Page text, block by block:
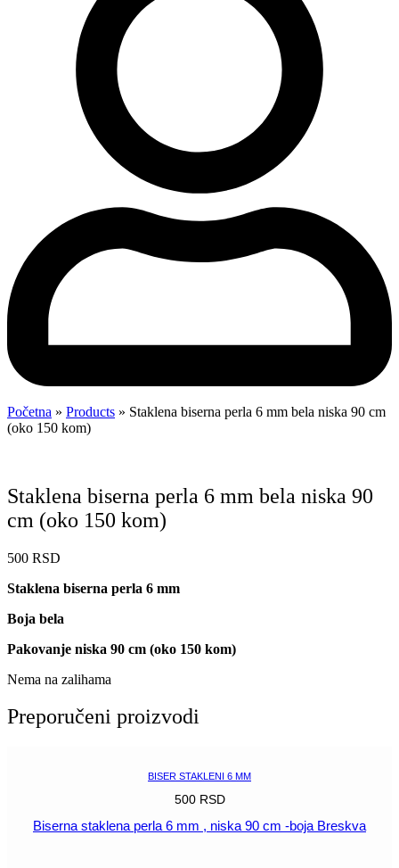
Početna » Products » Staklena biserna perla 6 mm bela niska 90 cm
(oko 150 kom)
Staklena biserna perla 6 mm bela niska 90
cm (oko 150 kom)
500 RSD
Staklena biserna perla 6 mm
Boja bela
Pakovanje niska 90 cm (oko 150 kom)
Nema na zalihama
Preporučeni proizvodi
BISER STAKLENI 6 MM
500 RSD
Biserna staklena perla 6 mm , niska 90 cm -boja Breskva